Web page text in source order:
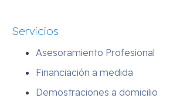
Servicios
Asesoramiento Profesional
Financiación a medida
Demostraciones a domicilio